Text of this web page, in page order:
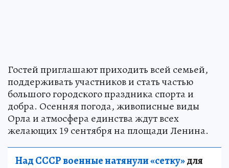
Гостей приглашают приходить всей семьей,
поддерживать участников и стать частью
большого городского праздника спорта и
добра. Осенняя погода, живописные виды
Орла и атмосфера единства ждут всех
желающих 19 сентября на площади Ленина.
Над СССР военные натянули «сетку»для